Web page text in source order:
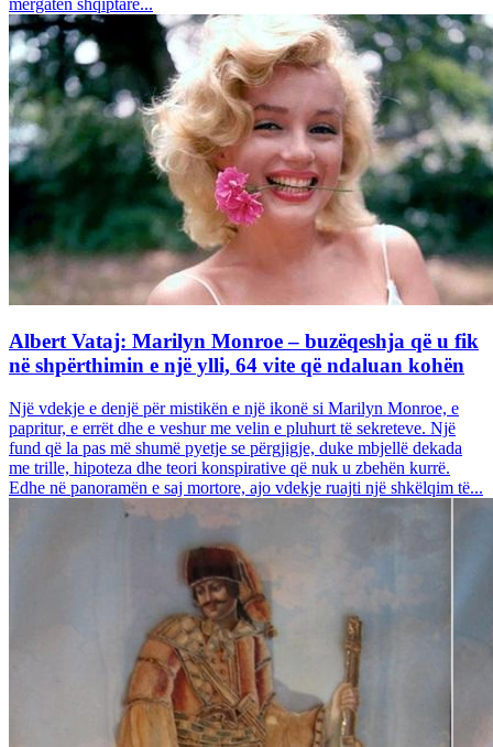
Albert Vataj: Marilyn Monroe – buzëqeshja që u fik
në shpërthimin e një ylli, 64 vite që ndaluan kohën
Një vdekje e denjë për mistikën e një ikonë si Marilyn Monroe, e
papritur, e errët dhe e veshur me velin e pluhurt të sekreteve. Një
fund që la pas më shumë pyetje se përgjigje, duke mbjellë dekada
me trille, hipoteza dhe teori konspirative që nuk u zbehën kurrë.
Edhe në panoramën e saj mortore, ajo vdekje ruajti një shkëlqim të...